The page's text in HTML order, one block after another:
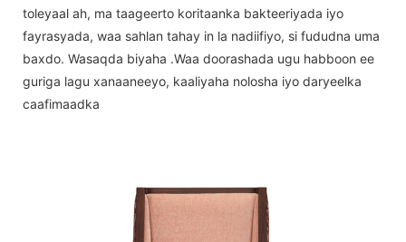
toleyaal ah, ma taageerto koritaanka bakteeriyada iyo
fayrasyada, waa sahlan tahay in la nadiifiyo, si fududna uma
baxdo. Wasaqda biyaha .Waa doorashada ugu habboon ee
guriga lagu xanaaneeyo, kaaliyaha nolosha iyo daryeelka
caafimaadka